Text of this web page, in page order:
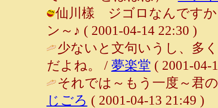
仙川樣 ジゴロなんですか
ン～♪ ( 2001-04-14 22:30 )
少ないと文句いうし、多
だよね。 / 夢楽堂 ( 2001-04-
それでは～もう一度～君
じごろ ( 2001-04-13 21:49 )